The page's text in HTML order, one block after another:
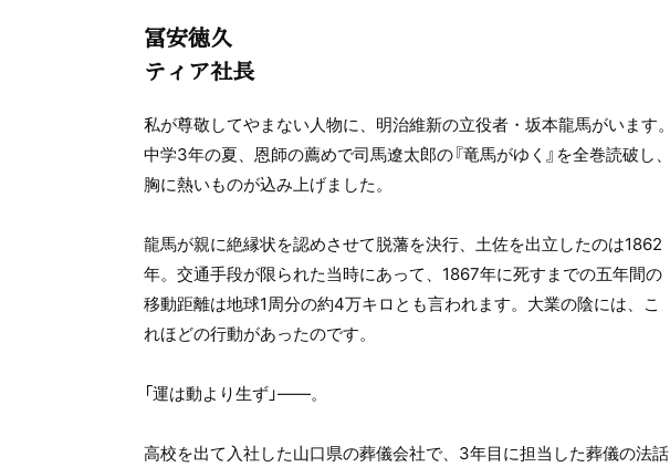
冨安徳久
ティア社長
私が尊敬してやまない人物に、明治維新の立役者・坂本龍馬がいます。
中学3年の夏、恩師の薦めで司馬遼太郎の『竜馬がゆく』を全巻読破し、
胸に熱いものが込み上げました。
龍馬が親に絶縁状を認めさせて脱藩を決行、土佐を出立したのは1862
年。交通手段が限られた当時にあって、1867年に死すまでの五年間の
移動距離は地球1周分の約4万キロとも言われます。大業の陰には、こ
れほどの行動があったのです。
「運は動より生ず」――。
高校を出て入社した山口県の葬儀会社で、3年目に担当した葬儀の法話